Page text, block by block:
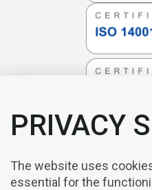
PRIVACY
The website uses
essential for the